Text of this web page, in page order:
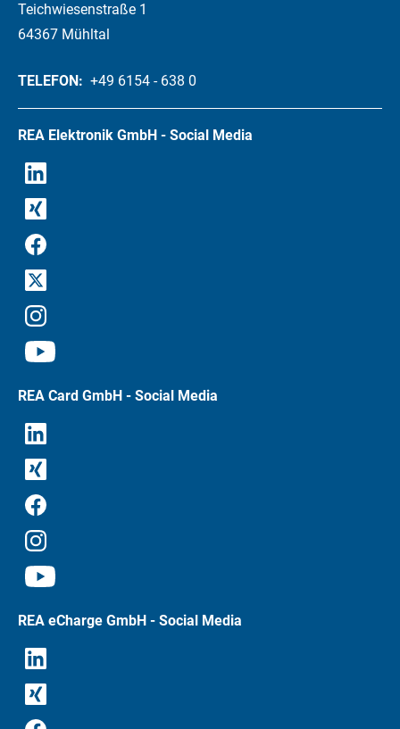
Teichwiesenstraße 1
64367 Mühltal
TELEFON: +49 6154 - 638 0
REA Elektronik GmbH - Social Media
REA Card GmbH - Social Media
REA eCharge GmbH - Social Media